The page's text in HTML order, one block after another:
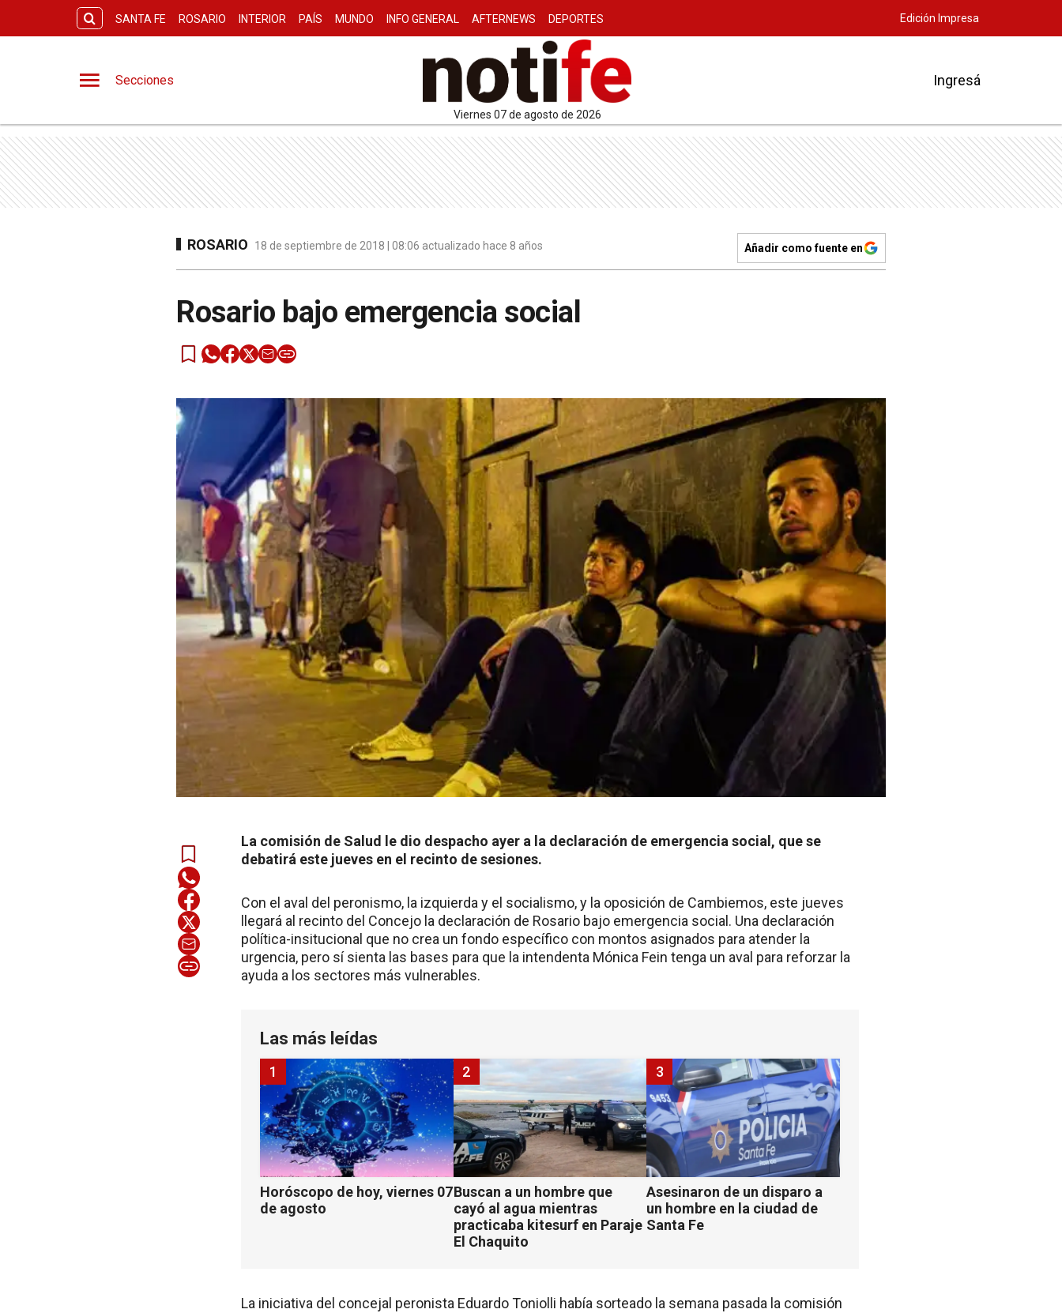
SANTA FE ROSARIO INTERIOR PAÍS MUNDO INFO GENERAL AFTERNEWS DEPORTES Edición Impresa
Secciones
viernes 07 de agosto de 2026
Ingresá
ROSARIO 18 de septiembre de 2018 | 08:06 actualizado hace 8 años Añadir como fuente en
Rosario bajo emergencia social
La comisión de Salud le dio despacho ayer a la declaración de emergencia social, que se
debatirá este jueves en el recinto de sesiones.
Con el aval del peronismo, la izquierda y el socialismo, y la oposición de Cambiemos, este jueves
llegará al recinto del Concejo la declaración de Rosario bajo emergencia social. Una declaración
política-insitucional que no crea un fondo específico con montos asignados para atender la
urgencia, pero sí sienta las bases para que la intendenta Mónica Fein tenga un aval para reforzar la
ayuda a los sectores más vulnerables.
Las más leídas
Horóscopo de hoy, viernes 07
de agosto
1
Buscan a un hombre que
cayó al agua mientras
practicaba kitesurf en Paraje
El Chaquito
2
Asesinaron de un disparo a
un hombre en la ciudad de
Santa Fe
3
La iniciativa del concejal peronista Eduardo Toniolli había sorteado la semana pasada la comisión